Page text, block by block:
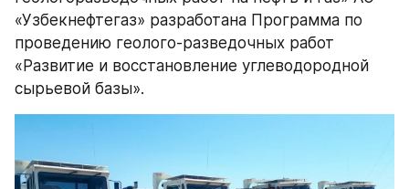
«Узбекнефтегаз» разработана Программа по
проведению геолого-разведочных работ
«Развитие и восстановление углеводородной
сырьевой базы».